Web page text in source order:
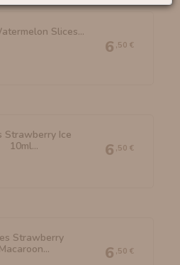
Slices...
6 ,50 €
Strawberry Ice
10ml...
6 ,50 €
Strawberry
Macaroon...
6 ,50 €